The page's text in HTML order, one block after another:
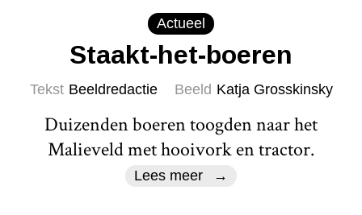
Actueel
Staakt-het-boeren
Tekst Beeldredactie Beeld Katja Grosskinsky
Duizenden boeren toogden naar het
Malieveld met hooivork en tractor.
Lees meer